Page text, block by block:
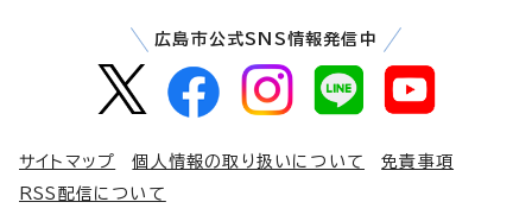
広島市公式SNS情報発信中
サイトマップ 個人情報の取り扱いについて
免責事項
RSS配信について